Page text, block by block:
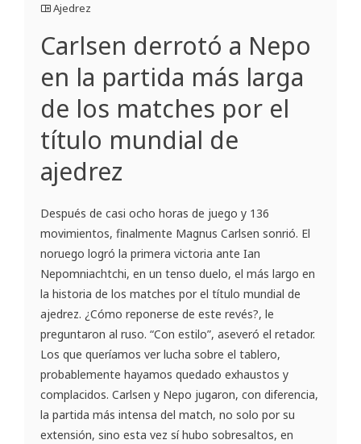
Ajedrez
Carlsen derrotó a Nepo
en la partida más larga
de los matches por el
título mundial de
ajedrez
Después de casi ocho horas de juego y 136
movimientos, finalmente Magnus Carlsen sonrió. El
noruego logró la primera victoria ante Ian
Nepomniachtchi, en un tenso duelo, el más largo en
la historia de los matches por el título mundial de
ajedrez. ¿Cómo reponerse de este revés?, le
preguntaron al ruso. “Con estilo”, aseveró el retador.
Los que queríamos ver lucha sobre el tablero,
probablemente hayamos quedado exhaustos y
complacidos. Carlsen y Nepo jugaron, con diferencia,
la partida más intensa del match, no solo por su
extensión, sino esta vez sí hubo sobresaltos, en